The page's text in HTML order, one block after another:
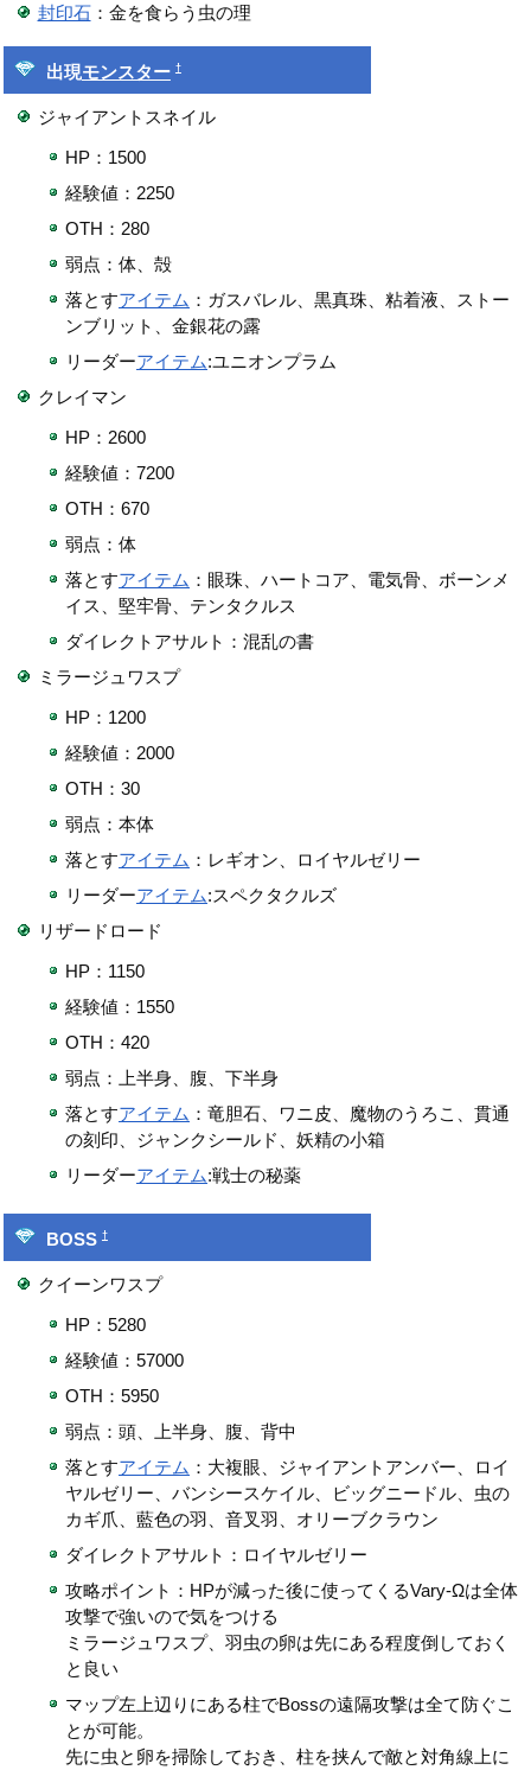
封印石：金を食らう虫の理
出現モンスター †
ジャイアントスネイル
HP：1500
経験値：2250
OTH：280
弱点：体、殻
落とすアイテム ：ガスバレル、黒真珠、粘着液、ストー
ンブリット、金銀花の露
リーダーアイテム:ユニオンプラム
クレイマン
HP：2600
経験値：7200
OTH：670
弱点：体
落とすアイテム ：眼珠、ハートコア、電気骨、ボーンメ
イス、堅牢骨、テンタクルス
ダイレクトアサルト：混乱の書
ミラージュワスプ
HP：1200
経験値：2000
OTH：30
弱点：本体
落とすアイテム ：レギオン、ロイヤルゼリー
リーダーアイテム:スペクタクルズ
リザードロード
HP：1150
経験値：1550
OTH：420
弱点：上半身、腹、下半身
落とすアイテム ：竜胆石、ワニ皮、魔物のうろこ、貫通
の刻印、ジャンクシールド、妖精の小箱
リーダーアイテム:戦士の秘薬
BOSS †
クイーンワスプ
HP：5280
経験値：57000
OTH：5950
弱点：頭、上半身、腹、背中
落とすアイテム ：大複眼、ジャイアントアンバー、ロイ
ヤルゼリー、バンシースケイル、ビッグニードル、虫の
カギ爪、藍色の羽、音叉羽、オリーブクラウン
ダイレクトアサルト：ロイヤルゼリー
攻略ポイント：HPが減った後に使ってくるVary-Ωは全体
攻撃で強いので気をつける
ミラージュワスプ、羽虫の卵は先にある程度倒しておく
と良い
マップ左上辺りにある柱でBossの遠隔攻撃は全て防ぐこ
とが可能。
先に虫と卵を掃除しておき、柱を挟んで敵と対角線上に